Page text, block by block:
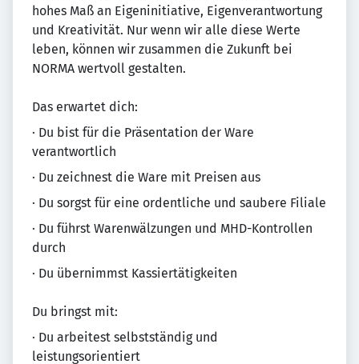
ho­hes Maß an Eigeninitiative, Eigenverantwortung
und Krea­ti­vi­tät. Nur wenn wir alle diese Werte
leben, können wir zusammen die Zukunft bei
NORMA wertvoll gestalten.
Das erwartet dich:
· Du bist für die Präsentation der Ware
verantwortlich
· Du zeichnest die Ware mit Preisen aus
· Du sorgst für eine ordentliche und saubere Filiale
· Du führst Warenwälzungen und MHD-Kontrollen
durch
· Du übernimmst Kassiertätigkeiten
Du bringst mit:
· Du arbeitest selbstständig und
leistungsorientiert